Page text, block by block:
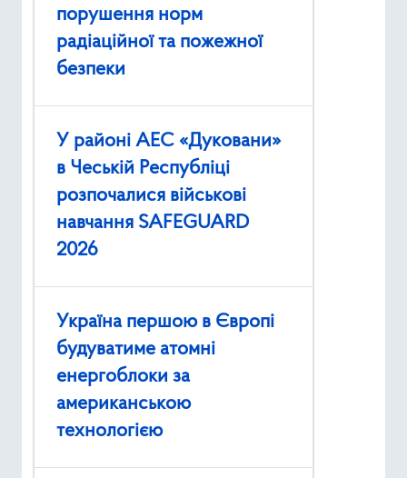
порушення норм
радіаційної та пожежної
безпеки
У районі АЕС «Дуковани»
в Чеській Республіці
розпочалися військові
навчання SAFEGUARD
2026
Україна першою в Європі
будуватиме атомні
енергоблоки за
американською
технологією